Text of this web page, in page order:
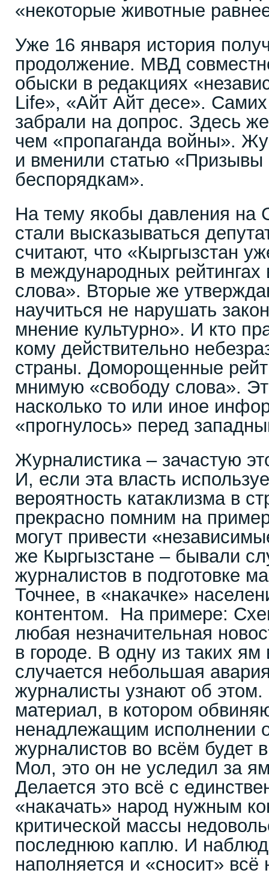
«некоторые животные
Уже 16 января история
продолжение. МВД
обыски в редакциях
Life», «Айт Айт десе».
забрали на допрос. Здесь
чем «пропаганда войны».
и вменили статью
беспорядкам».
На тему якобы давления на
стали высказываться
считают, что «Кыргызстан
в международных
слова». Вторые же
научиться не нарушать
мнение культурно». И кто
кому действительно
страны. Доморощенные
мнимую «свободу слова».
насколько то или иное
«прогнулось» перед
Журналистика – зачастую
И, если эта власть
вероятность катаклизма в
прекрасно помним на
могут привести
же Кыргызстане – бывали
журналистов в подготовке
Точнее, в «накачке»
контентом. На примере:
любая незначительная
в городе. В одну из таких
случается небольшая
журналисты узнают об
материал, в котором
ненадлежащим исполнении
журналистов во всём будет
Мол, это он не уследил за
Делается это всё с
«накачать» народ нужным
критической массы
последнюю каплю. И
наполняется и «сносит» всё